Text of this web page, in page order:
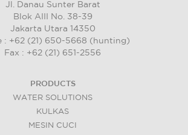
Jl. Danau Sunter Barat
Blok AIII No. 38-39
Jakarta Utara 14350
: +62 (21) 650-5668 (hunting)
Fax : +62 (21) 651-2556
PRODUCTS
WATER SOLUTIONS
KULKAS
MESIN CUCI